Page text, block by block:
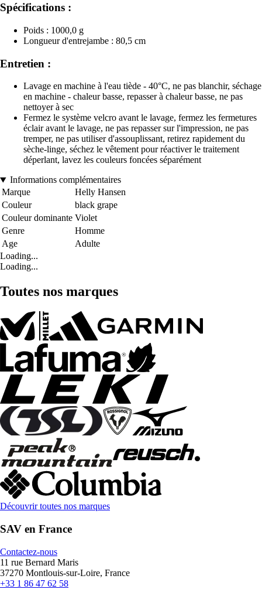
Spécifications :
Poids : 1000,0 g
Longueur d'entrejambe : 80,5 cm
Entretien :
Lavage en machine à l'eau tiède - 40°C, ne pas blanchir, séchage
en machine - chaleur basse, repasser à chaleur basse, ne pas
nettoyer à sec
Fermez le système velcro avant le lavage, fermez les fermetures
éclair avant le lavage, ne pas repasser sur l'impression, ne pas
tremper, ne pas utiliser d'assouplissant, retirez rapidement du
sèche-linge, séchez le vêtement pour réactiver le traitement
déperlant, lavez les couleurs foncées séparément
Informations complémentaires
Marque
Helly Hansen
Couleur
black grape
Couleur dominante Violet
Genre
Homme
Age
Adulte
Loading...
Loading...
Toutes nos marques
Découvrir toutes nos marques
SAV en France
Contactez-nous
11 rue Bernard Maris
37270 Montlouis-sur-Loire, France
+33 1 86 47 62 58